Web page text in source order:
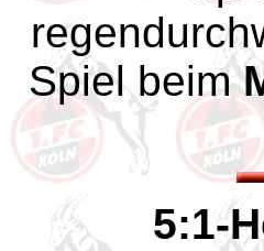
Spiel beim
5:1-